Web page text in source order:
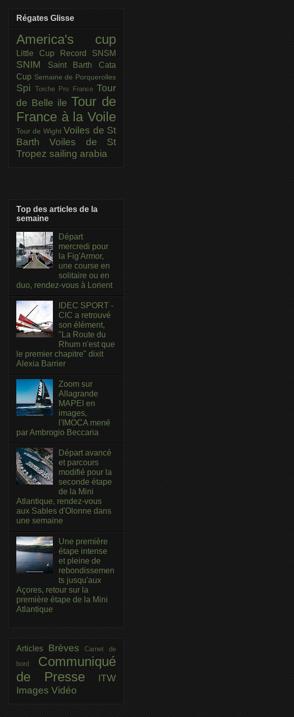
Régates Glisse
America's cup
Little Cup Record SNSM
SNIM
Saint Barth Cata
Cup Semaine de Porquerolles
Spi Torche Pro France Tour
de Belle ile Tour de
France à la Voile
Tour de Wight Voiles de St
BarthVoiles de St
Tropez sailing arabia
Top des articles de la
semaine
Départ
mercredi pour
la Fig'Armor,
une course en
solitaire ou en
duo, rendez-vous à Lorient
IDEC SPORT -
CIC a retrouvé
son élément,
"La Route du
Rhum n'est que
le premier chapitre" dixit
Alexia Barrier
Zoom sur
Allagrande
MAPEI en
images,
l'IMOCA mené
par Ambrogio Beccaria
Départ avancé
et parcours
modifié pour la
seconde étape
de la Mini
Atlantique, rendez-vous
aux Sables d'Olonne dans
une semaine
Une première
étape intense
et pleine de
rebondissemen
ts jusqu'aux
Açores, retour sur la
première étape de la Mini
Atlantique
Articles BrèvesCarnet de
bord Communiqué
de Presse
ITW
Images Vidéo